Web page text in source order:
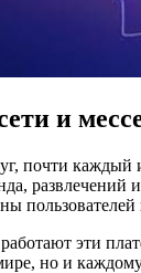
и
почти
эти
но и